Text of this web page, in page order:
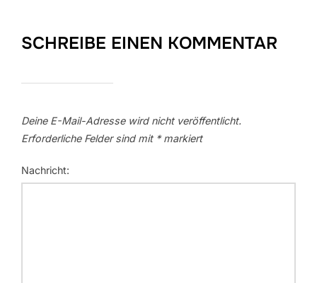
SCHREIBE EINEN KOMMENTAR
Deine E-Mail-Adresse wird nicht veröffentlicht.
Erforderliche Felder sind mit *markiert
Nachricht: